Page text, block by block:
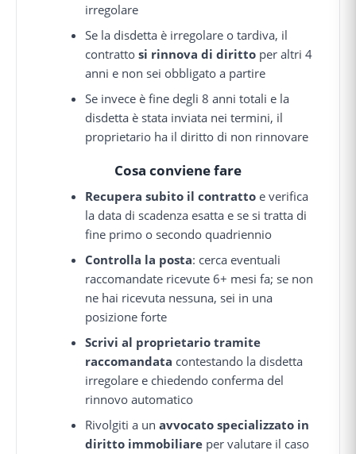
irregolare
Se la disdetta è irregolare o tardiva, il
contrattosi rinnova di diritto per altri 4
anni e non sei obbligato a partire
Se invece è fine degli 8 anni totali e la
disdetta è stata inviata nei termini, il
proprietario ha il diritto di non rinnovare
Cosa conviene fare
Recupera subito il contratto e verifica
la data di scadenza esatta e se si tratta di
fine primo o secondo quadriennio
Controlla la posta: cerca eventuali
raccomandate ricevute 6+ mesi fa; se non
ne hai ricevuta nessuna, sei in una
posizione forte
Scrivi al proprietario tramite
raccomandata contestando la disdetta
irregolare e chiedendo conferma del
rinnovo automatico
Rivolgiti a unavvocato specializzato in
diritto immobiliare per valutare il caso